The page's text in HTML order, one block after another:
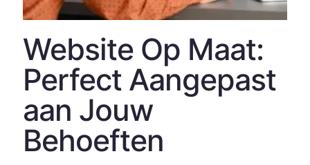
Website Op Maat:
Perfect Aangepast
aan Jouw
Behoeften